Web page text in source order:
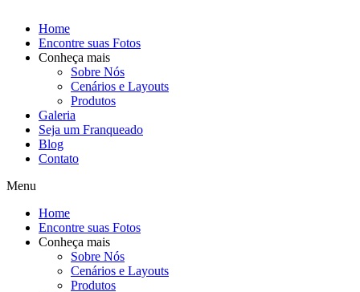
Home
Encontre suas Fotos
Conheça mais
Sobre Nós
Cenários e Layouts
Produtos
Galeria
Seja um Franqueado
Blog
Contato
Menu
Home
Encontre suas Fotos
Conheça mais
Sobre Nós
Cenários e Layouts
Produtos